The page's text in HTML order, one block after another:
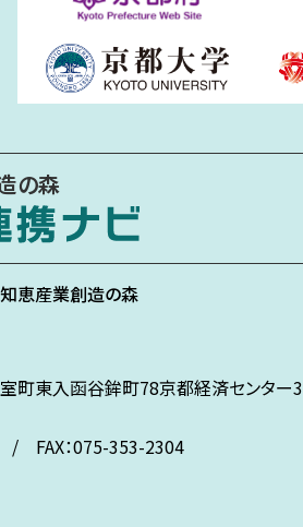
の森
恵産業創造の森
町東入函谷鉾町78京都経済センター3
/ FAX：075-353-2304